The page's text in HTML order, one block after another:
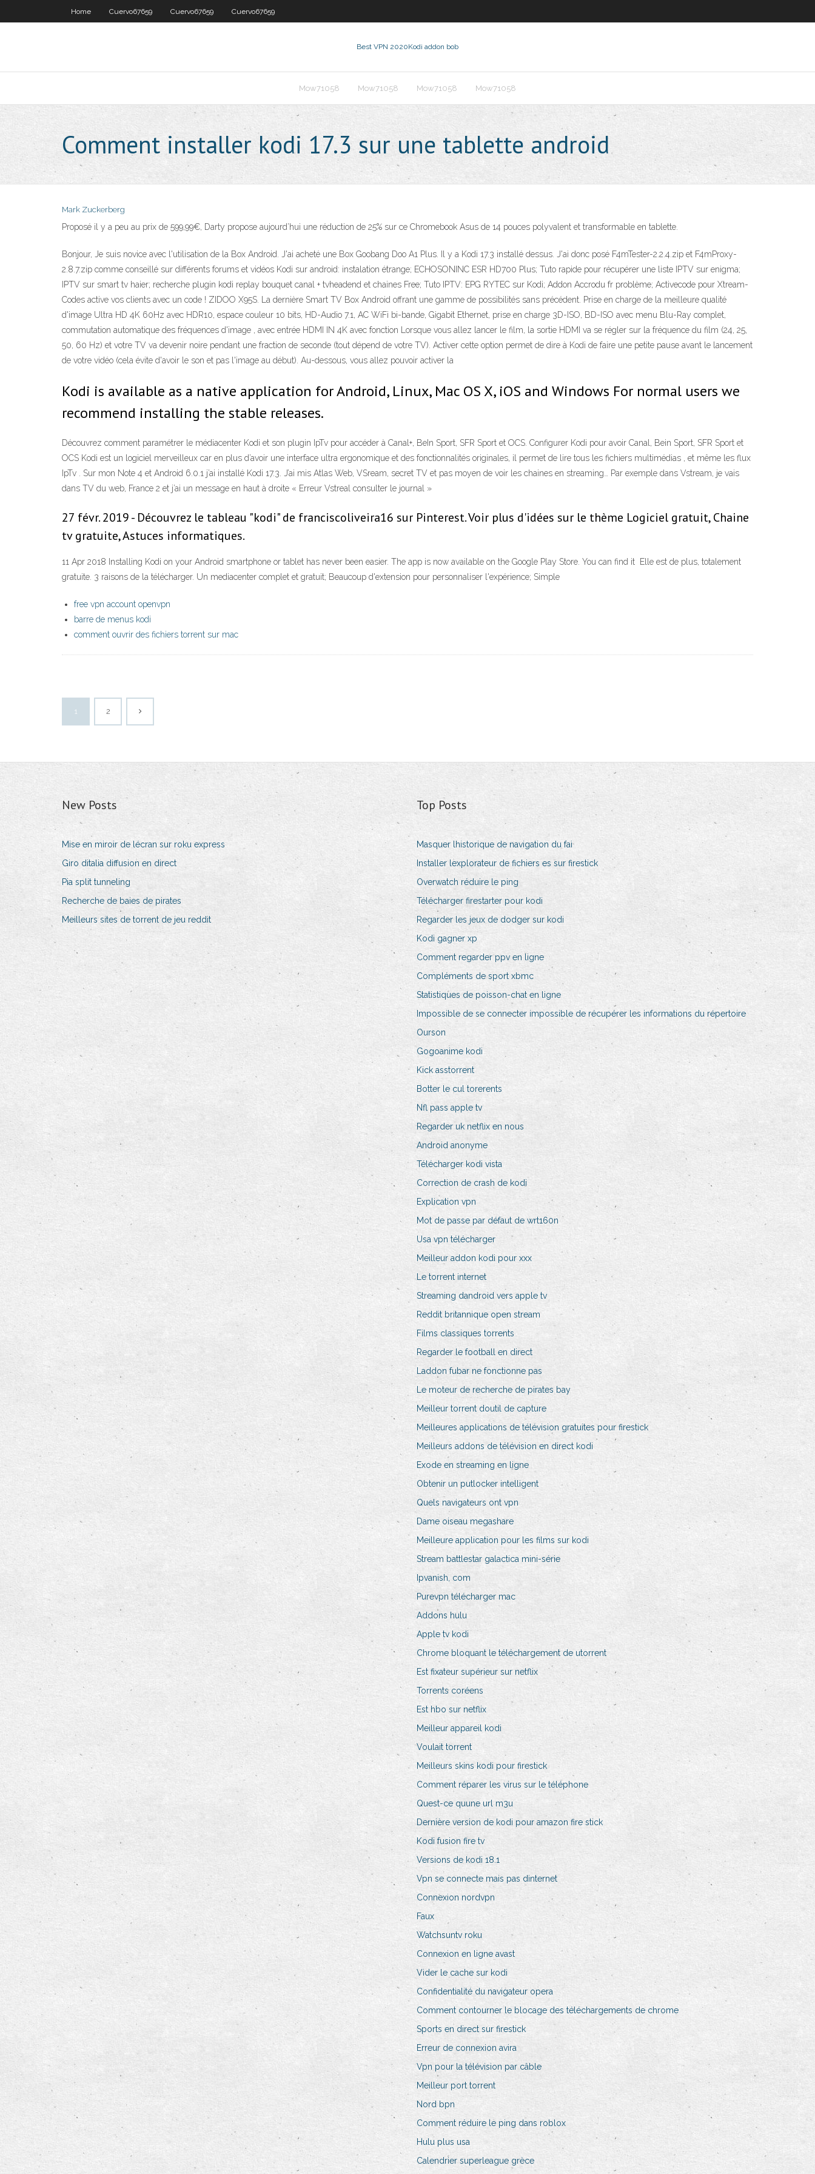
Home Cuervo67659 Cuervo67659 Cuervo67659
Best VPN 2020Kodi addon bob
Mow71058 Mow71058 Mow71058 Mow71058
Comment installer kodi 17.3 sur une tablette android
Mark Zuckerberg
Proposé il y a peu au prix de 599,99€, Darty propose aujourd’hui une réduction de 25% sur ce Chromebook Asus de 14 pouces polyvalent et transformable en tablette.
Bonjour, Je suis novice avec l'utilisation de la Box Android. J'ai acheté une Box Goobang Doo A1 Plus. Il y a Kodi 17.3 installé dessus. J'ai donc posé F4mTester-2.2.4.zip et F4mProxy-
2.8.7.zip comme conseillé sur différents forums et vidéos Kodi sur android: instalation étrange; ECHOSONINC ESR HD700 Plus; Tuto rapide pour récupérer une liste IPTV sur enigma;
IPTV sur smart tv haier; recherche plugin kodi replay bouquet canal + tvheadend et chaines Free; Tuto IPTV: EPG RYTEC sur Kodi; Addon Accrodu fr problème; Activecode pour Xtream-
Codes active vos clients avec un code ! ZIDOO X95S. La dernière Smart TV Box Android offrant une gamme de possibilités sans précédent. Prise en charge de la meilleure qualité
d'image Ultra HD 4K 60Hz avec HDR10, espace couleur 10 bits, HD-Audio 7.1, AC WiFi bi-bande, Gigabit Ethernet, prise en charge 3D-ISO, BD-ISO avec menu Blu-Ray complet,
commutation automatique des fréquences d'image , avec entrée HDMI IN 4K avec fonction Lorsque vous allez lancer le film, la sortie HDMI va se régler sur la fréquence du film (24, 25,
50, 60 Hz) et votre TV va devenir noire pendant une fraction de seconde (tout dépend de votre TV). Activer cette option permet de dire à Kodi de faire une petite pause avant le lancement
de votre vidéo (cela évite d'avoir le son et pas l'image au début). Au-dessous, vous allez pouvoir activer la
Kodi is available as a native application for Android, Linux, Mac OS X, iOS and Windows For normal users we
recommend installing the stable releases.
Découvrez comment paramétrer le médiacenter Kodi et son plugin IpTv pour accéder à Canal+, BeIn Sport, SFR Sport et OCS. Configurer Kodi pour avoir Canal, Bein Sport, SFR Sport et
OCS Kodi est un logiciel merveilleux car en plus d’avoir une interface ultra ergonomique et des fonctionnalités originales, il permet de lire tous les fichiers multimédias , et même les flux
IpTv . Sur mon Note 4 et Android 6.0.1 j’ai installé Kodi 17.3. J’ai mis Atlas Web, VSream, secret TV et pas moyen de voir les chaines en streaming… Par exemple dans Vstream, je vais
dans TV du web, France 2 et j’ai un message en haut à droite « Erreur Vstreal consulter le journal »
27 févr. 2019 - Découvrez le tableau "kodi" de franciscoliveira16 sur Pinterest. Voir plus d'idées sur le thème Logiciel gratuit, Chaine
tv gratuite, Astuces informatiques.
11 Apr 2018 Installing Kodi on your Android smartphone or tablet has never been easier. The app is now available on the Google Play Store. You can find it Elle est de plus, totalement
gratuite. 3 raisons de la télécharger. Un mediacenter complet et gratuit; Beaucoup d'extension pour personnaliser l'expérience; Simple
free vpn account openvpn
barre de menus kodi
comment ouvrir des fichiers torrent sur mac
1 2
New Posts
Mise en miroir de lécran sur roku express
Giro ditalia diffusion en direct
Pia split tunneling
Recherche de baies de pirates
Meilleurs sites de torrent de jeu reddit
Top Posts
Masquer lhistorique de navigation du fai
Installer lexplorateur de fichiers es sur firestick
Overwatch réduire le ping
Télécharger firestarter pour kodi
Regarder les jeux de dodger sur kodi
Kodi gagner xp
Comment regarder ppv en ligne
Compléments de sport xbmc
Statistiques de poisson-chat en ligne
Impossible de se connecter impossible de récupérer les informations du répertoire
Ourson
Gogoanime kodi
Kick asstorrent
Botter le cul torerents
Nfl pass apple tv
Regarder uk netflix en nous
Android anonyme
Télécharger kodi vista
Correction de crash de kodi
Explication vpn
Mot de passe par défaut de wrt160n
Usa vpn télécharger
Meilleur addon kodi pour xxx
Le torrent internet
Streaming dandroid vers apple tv
Reddit britannique open stream
Films classiques torrents
Regarder le football en direct
Laddon fubar ne fonctionne pas
Le moteur de recherche de pirates bay
Meilleur torrent doutil de capture
Meilleures applications de télévision gratuites pour firestick
Meilleurs addons de télévision en direct kodi
Exode en streaming en ligne
Obtenir un putlocker intelligent
Quels navigateurs ont vpn
Dame oiseau megashare
Meilleure application pour les films sur kodi
Stream battlestar galactica mini-série
Ipvanish, com
Purevpn télécharger mac
Addons hulu
Apple tv kodi
Chrome bloquant le téléchargement de utorrent
Est fixateur supérieur sur netflix
Torrents coréens
Est hbo sur netflix
Meilleur appareil kodi
Voulait torrent
Meilleurs skins kodi pour firestick
Comment réparer les virus sur le téléphone
Quest-ce quune url m3u
Dernière version de kodi pour amazon fire stick
Kodi fusion fire tv
Versions de kodi 18.1
Vpn se connecte mais pas dinternet
Connexion nordvpn
Faux
Watchsuntv roku
Connexion en ligne avast
Vider le cache sur kodi
Confidentialité du navigateur opera
Comment contourner le blocage des téléchargements de chrome
Sports en direct sur firestick
Erreur de connexion avira
Vpn pour la télévision par câble
Meilleur port torrent
Nord bpn
Comment réduire le ping dans roblox
Hulu plus usa
Calendrier superleague grèce